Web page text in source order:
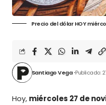
Precio del dólar HOY
Santiago Vega Publicado:
Hoy, miércoles 27 de